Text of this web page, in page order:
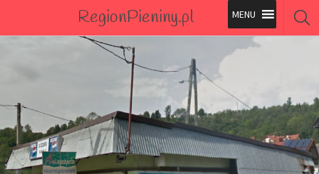
RegionPieniny.pl
Polecane Przez Nas
Wszystkie Obiekty
Wszystkie Obiekty